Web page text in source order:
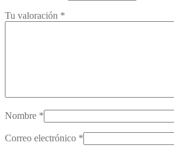
Tu valoración *
Nombre *
Correo electrónico *